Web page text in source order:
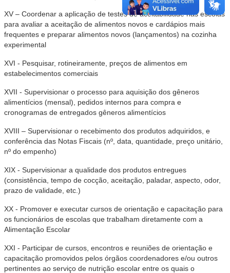
XV – Coordenar a aplicação de testes de aceitabilidade nas escolas
para avaliar a aceitação de alimentos novos e cardápios mais
frequentes e preparar alimentos novos (lançamentos) na cozinha
experimental
XVI - Pesquisar, rotineiramente, preços de alimentos em
estabelecimentos comerciais
XVII - Supervisionar o processo para aquisição dos gêneros
alimentícios (mensal), pedidos internos para compra e
cronogramas de entregados gêneros alimentícios
XVIII – Supervisionar o recebimento dos produtos adquiridos, e
conferência das Notas Fiscais (nº, data, quantidade, preço unitário,
nº do empenho)
XIX - Supervisionar a qualidade dos produtos entregues
(consistência, tempo de cocção, aceitação, paladar, aspecto, odor,
prazo de validade, etc.)
XX - Promover e executar cursos de orientação e capacitação para
os funcionários de escolas que trabalham diretamente com a
Alimentação Escolar
XXI - Participar de cursos, encontros e reuniões de orientação e
capacitação promovidos pelos órgãos coordenadores e/ou outros
pertinentes ao serviço de nutrição escolar entre os quais o